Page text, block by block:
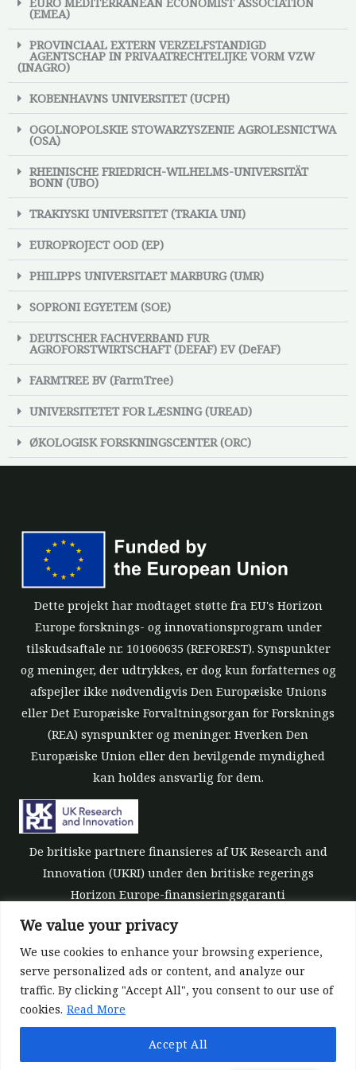
We value your privacy
We use cookies to enhance your browsing experience,
serve personalized ads or content, and analyze our
traffic. By clicking "Accept All", you consent to our use of
cookies. Read More
Accept All
(EMEA)
PROVINCIAAL EXTERN VERZELFSTANDIGD
AGENTSCHAP IN PRIVAATRECHTELIJKE VORM VZW
(INAGRO)
KOBENHAVNS UNIVERSITET (UCPH)
OGOLNOPOLSKIE STOWARZYSZENIE AGROLESNICTWA
(OSA)
RHEINISCHE FRIEDRICH-WILHELMS-UNIVERSITÄT
BONN (UBO)
TRAKIYSKI UNIVERSITET (TRAKIA UNI)
EUROPROJECT OOD (EP)
PHILIPPS UNIVERSITAET MARBURG (UMR)
SOPRONI EGYETEM (SOE)
DEUTSCHER FACHVERBAND FUR
AGROFORSTWIRTSCHAFT (DEFAF) EV (DeFAF)
FARMTREE BV (FarmTree)
UNIVERSITETET FOR LÆSNING (UREAD)
ØKOLOGISK FORSKNINGSCENTER (ORC)
Dette projekt har modtaget støtte fra EU's Horizon
Europe forsknings- og innovationsprogram under
tilskudsaftale nr. 101060635 (REFOREST). Synspunkter
og meninger, der udtrykkes, er dog kun forfatternes og
afspejler ikke nødvendigvis Den Europæiske Unions
eller Det Europæiske Forvaltningsorgan for Forsknings
(REA) synspunkter og meninger. Hverken Den
Europæiske Union eller den bevilgende myndighed
kan holdes ansvarlig for dem.
De britiske partnere finansieres af UK Research and
Innovation (UKRI) under den britiske regerings
Horizon Europe-finansieringsgaranti
[tilskudsnummer 10039700].
©All rights reserved 2022-2026 | ReForest project
Designed and Developed byEuroproject Ltd.